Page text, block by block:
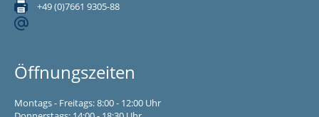
+49 (0)7661 9305-88
Öffnungszeiten
Montags - Freitags: 8:00 - 12:00 Uhr